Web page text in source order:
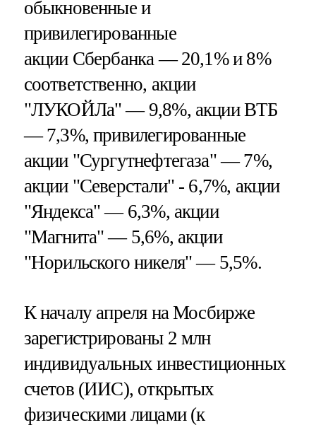
обыкновенные и
привилегированные
акции Сбербанка — 20,1% и 8%
соответственно, акции
"ЛУКОЙЛа" — 9,8%, акции ВТБ
— 7,3%, привилегированные
акции "Сургутнефтегаза" — 7%,
акции "Северстали" - 6,7%, акции
"Яндекса" — 6,3%, акции
"Магнита" — 5,6%, акции
"Норильского никеля" — 5,5%.
К началу апреля на Мосбирже
зарегистрированы 2 млн
индивидуальных инвестиционных
счетов (ИИС), открытых
физическими лицами (к